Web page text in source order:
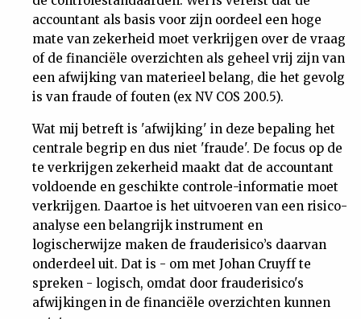
accountant als basis voor zijn oordeel een hoge
mate van zekerheid moet verkrijgen over de vraag
of de financiële overzichten als geheel vrij zijn van
een afwijking van materieel belang, die het gevolg
is van fraude of fouten (ex NV COS 200.5).
Wat mij betreft is 'afwijking' in deze bepaling het
centrale begrip en dus niet 'fraude'. De focus op de
te verkrijgen zekerheid maakt dat de accountant
voldoende en geschikte controle-informatie moet
verkrijgen. Daartoe is het uitvoeren van een risico-
analyse een belangrijk instrument en
logischerwijze maken de frauderisico’s daarvan
onderdeel uit. Dat is - om met Johan Cruyff te
spreken - logisch, omdat door frauderisico's
afwijkingen in de financiële overzichten kunnen